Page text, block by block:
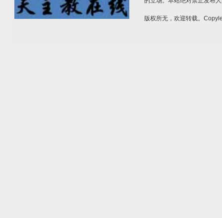
版权所无，欢迎转载。